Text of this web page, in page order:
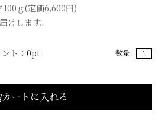
ｇ(定価6,600円)
けします。
ント：0pt 数量
カートに入れる